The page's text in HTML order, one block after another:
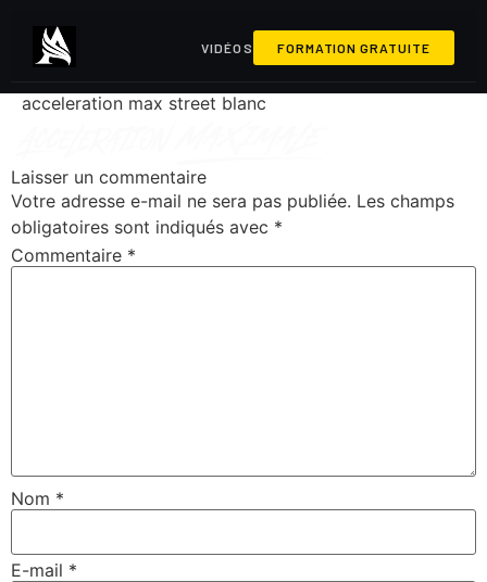
VIDÉOS FORMATION GRATUITE
acceleration max street blanc
Laisser un commentaire
Votre adresse e-mail ne sera pas publiée. Les champs
obligatoires sont indiqués avec *
Commentaire *
Nom *
E-mail *